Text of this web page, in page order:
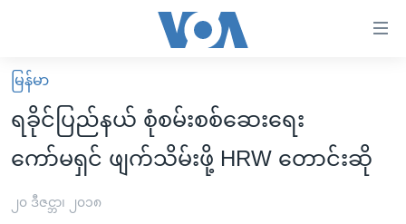
လွယ်ကူ
စေ
သည့်
များ
မူလစာမျက်နှာ
မြန်မာ
ကမ္ဘာ့သတင်းများ
နိုင်ငံတကာ
ဗွီဒီယို
မြန်မာ
ရခိုင်ပြည်နယ် စုံစမ်းစစ်ဆေးရေး
ကော်မရှင် ဖျက်သိမ်းဖို့ HRW တောင်းဆို
၂၀ ဒီဇင္ဘာ၊ ၂၀၁၈